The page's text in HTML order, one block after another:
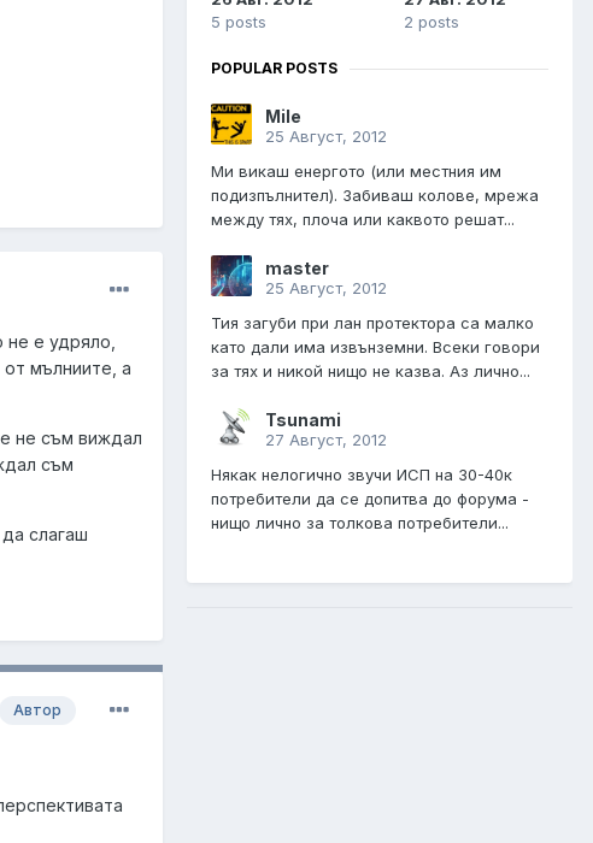
е удряло,
мълниите, а
не съм виждал
съм
слагаш
Автор
5 posts
2 posts
POPULAR POSTS
Mile
25 Август, 2012
Ми викаш енергото (или местния им
подизпълнител). Забиваш колове, мрежа
между тях, плоча или каквото решат...
master
25 Август, 2012
Тия загуби при лан протектора са малко
като дали има извънземни. Всеки говори
за тях и никой нищо не казва. Аз лично...
Tsunami
27 Август, 2012
Някак нелогично звучи ИСП на 30-40к
потребители да се допитва до форума -
нищо лично за толкова потребители...